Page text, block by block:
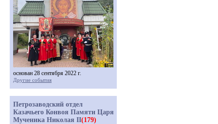
основан 28 сентября 2022 г.
Другие события
Петрозаводский отдел
Казачьего Конвоя Памяти Царя
Мученика Николая II(179)